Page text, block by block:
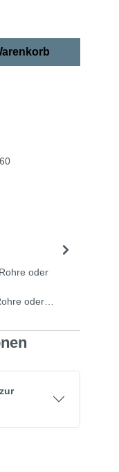
oder
oder…